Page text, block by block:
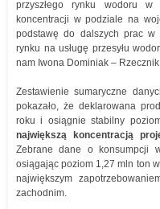
przyszłego rynku wodoru
koncentracji w podziale na
podstawę do dalszych prac w
rynku na usługę przesyłu
nam Iwona Dominiak –
Zestawienie sumaryczne
pokazało, że deklarowana
roku i osiągnie stabilny
największą koncentracją
Zebrane dane o konsumpcji
osiągając poziom 1,27 mln ton
największym
zachodnim.